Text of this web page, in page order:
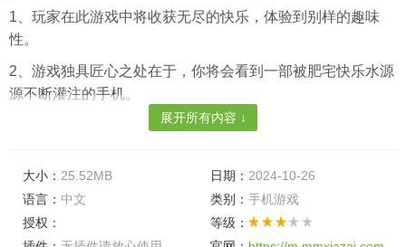
1、玩家在此游戏中将收获无尽的快乐，体验到别样的趣味
性。
2、游戏独具匠心之处在于，你将会看到一部被肥宅快乐水源
源不断灌注的手机。
3、玩家需根据关卡设定，精心打造属于自己的欢乐之家。
1、解锁诱人的奖励，购买各式各样的原材料，打造属于你的
专属快乐水世界。
展开所有内容 ↓
大小： 25.52MB 日期： 2024-10-26
语言： 中文 类别： 手机游戏
授权：
等级：